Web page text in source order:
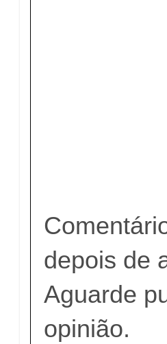
depois de
Aguarde
opinião.